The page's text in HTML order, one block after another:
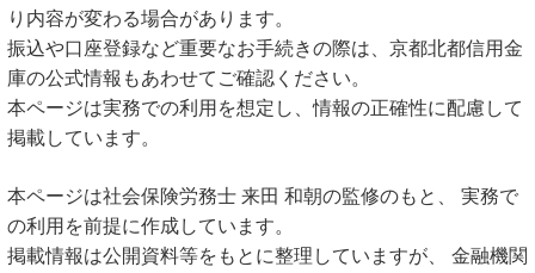
り内容が変わる場合があります。
振込や口座登録など重要なお手続きの際は、京都北都信用金
庫の公式情報もあわせてご確認ください。
本ページは実務での利用を想定し、情報の正確性に配慮して
掲載しています。
本ページは社会保険労務士 来田 和朝の監修のもと、 実務で
の利用を前提に作成しています。
掲載情報は公開資料等をもとに整理していますが、 金融機関